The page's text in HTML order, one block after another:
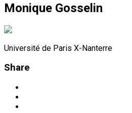
Monique Gosselin
Université de Paris X-Nanterre
Share